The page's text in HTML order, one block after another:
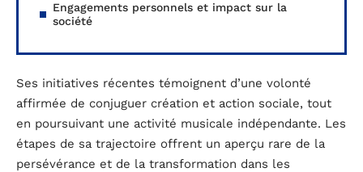
Engagements personnels et impact sur la
société
Ses initiatives récentes témoignent d’une volonté
affirmée de conjuguer création et action sociale, tout
en poursuivant une activité musicale indépendante. Les
étapes de sa trajectoire offrent un aperçu rare de la
persévérance et de la transformation dans les